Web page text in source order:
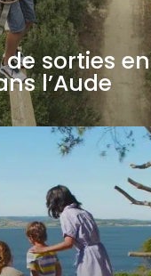
de sorties en
l’Aude